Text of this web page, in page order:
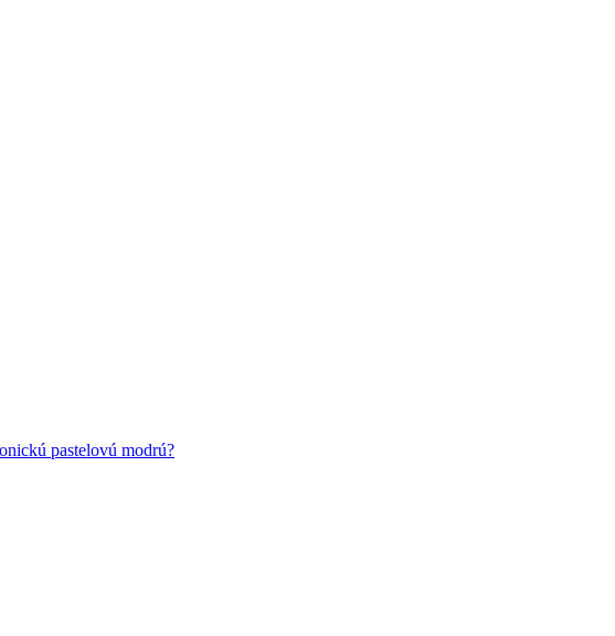
pastelovú modrú?